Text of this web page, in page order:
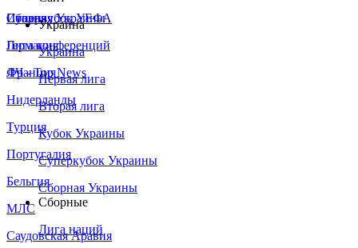
Сборная Украины
Италия
Германия
Франция
Нидерланды
Турция
Португалия
Бельгия
МЛС
Саудовская Аравия
Суперкубок УЕФА
Лига конференций
ЛЧ - Top News
Украина
Украина
Первая лига
Вторая лига
Кубок Украины
Суперкубок Украины
Сборная Украины
Сборные
Лига наций